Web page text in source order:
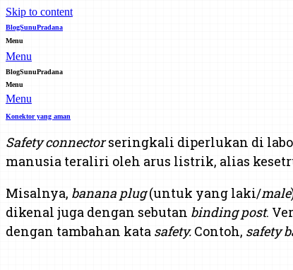
Skip to content
BlogSunuPradana
Menu
Menu
BlogSunuPradana
Menu
Menu
Konektor yang aman
Safety connectorseringkali diperlukan di
manusia teraliri oleh arus listrik, alias
Misalnya, banana plug(untuk yang laki/male
dikenal juga dengan sebutan binding post.
dengan tambahan kata safety. Contoh, safety